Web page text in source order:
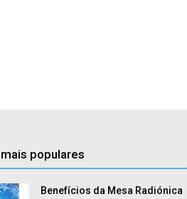
populares
Benefícios da Mesa Radiónica